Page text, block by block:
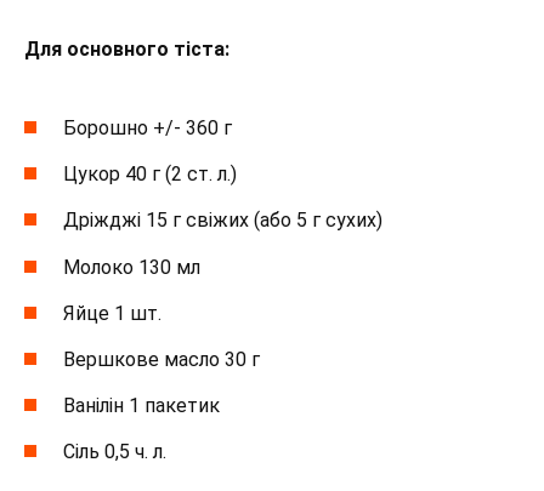
Для основного тіста:
Борошно +/- 360 г
Цукор 40 г (2 ст. л.)
Дріжджі 15 г свіжих (або 5 г сухих)
Молоко 130 мл
Яйце 1 шт.
Вершкове масло 30 г
Ванілін 1 пакетик
Сіль 0,5 ч. л.